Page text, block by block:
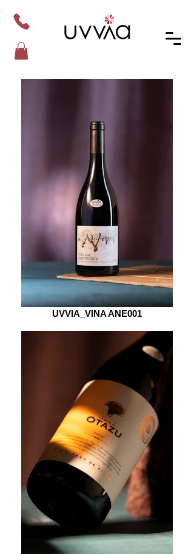
UVVIA_VINA ANE001